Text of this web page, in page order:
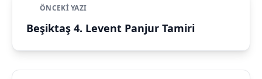
ÖNCEKI YAZI
Beşiktaş 4. Levent Panjur Tamiri